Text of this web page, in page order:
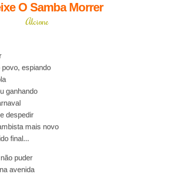
O Samba Morrer
Alcione
povo, espiando
ganhando
despedir
mais novo
final...
puder
avenida